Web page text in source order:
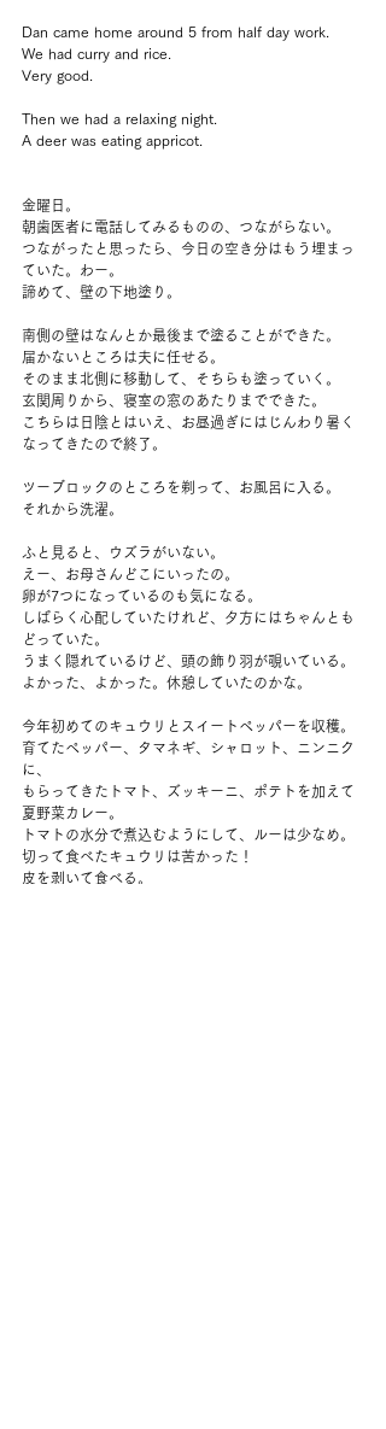
Dan came home around 5 from half day work.
We had curry and rice.
Very good.
Then we had a relaxing night.
A deer was eating appricot.
金曜日。
朝歯医者に電話してみるものの、つながらない。
つながったと思ったら、今日の空き分はもう埋まっ
ていた。わー。
諦めて、壁の下地塗り。
南側の壁はなんとか最後まで塗ることができた。
届かないところは夫に任せる。
そのまま北側に移動して、そちらも塗っていく。
玄関周りから、寝室の窓のあたりまでできた。
こちらは日陰とはいえ、お昼過ぎにはじんわり暑く
なってきたので終了。
ツーブロックのところを剃って、お風呂に入る。
それから洗濯。
ふと見ると、ウズラがいない。
えー、お母さんどこにいったの。
卵が7つになっているのも気になる。
しばらく心配していたけれど、夕方にはちゃんとも
どっていた。
うまく隠れているけど、頭の飾り羽が覗いている。
よかった、よかった。休憩していたのかな。
今年初めてのキュウリとスイートペッパーを収穫。
育てたペッパー、タマネギ、シャロット、ニンニク
に、
もらってきたトマト、ズッキーニ、ポテトを加えて
夏野菜カレー。
トマトの水分で煮込むようにして、ルーは少なめ。
切って食べたキュウリは苦かった！
皮を剥いて食べる。